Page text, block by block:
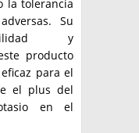
la tolerancia
Su
y
producto
para el
el plus del
en el